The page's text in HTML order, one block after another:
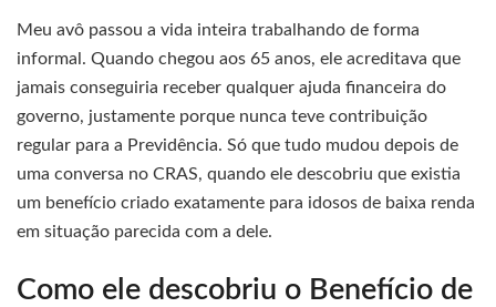
Meu avô passou a vida inteira trabalhando de forma
informal. Quando chegou aos 65 anos, ele acreditava que
jamais conseguiria receber qualquer ajuda financeira do
governo, justamente porque nunca teve contribuição
regular para a Previdência. Só que tudo mudou depois de
uma conversa no CRAS, quando ele descobriu que existia
um benefício criado exatamente para idosos de baixa renda
em situação parecida com a dele.
Como ele descobriu o Benefício de